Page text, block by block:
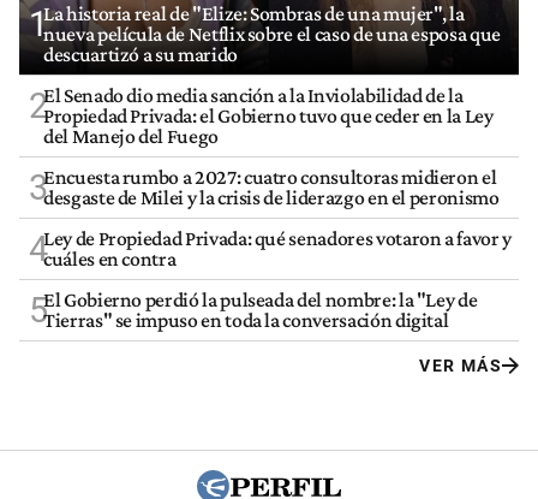
1La historia real de "Elize: Sombras de una mujer", la
nueva película de Netflix sobre el caso de una esposa que
descuartizó a su marido
2El Senado dio media sanción a la Inviolabilidad de la
Propiedad Privada: el Gobierno tuvo que ceder en la Ley
del Manejo del Fuego
3Encuesta rumbo a 2027: cuatro consultoras midieron el
desgaste de Milei y la crisis de liderazgo en el peronismo
4Ley de Propiedad Privada: qué senadores votaron a favor y
cuáles en contra
5El Gobierno perdió la pulseada del nombre: la "Ley de
Tierras" se impuso en toda la conversación digital
VER MÁS